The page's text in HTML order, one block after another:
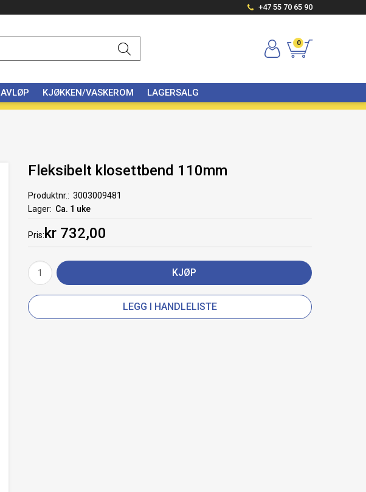
+47 55 70 65 90
0
AVLØP KJØKKEN/VASKEROM LAGERSALG
Fleksibelt klosettbend 110mm
Produktnr.
3003009481
Lager
Ca. 1 uke
Pris kr 732,00
KJØP
LEGG I HANDLELISTE